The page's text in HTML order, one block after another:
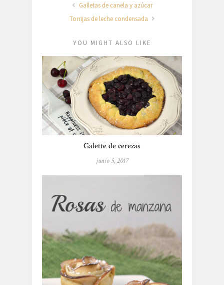
Galletas de canela y azúcar
Torrijas de leche condensada
YOU MIGHT ALSO LIKE
Galette de cerezas
junio 5, 2017